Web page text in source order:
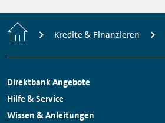
Home Kredite & Finanzieren
Footer
Navigation
Direktbank Angebote
Links:
Hilfe & Service
Links:
Wissen & Anleitungen